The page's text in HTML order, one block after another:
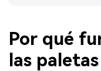
Por qué
las